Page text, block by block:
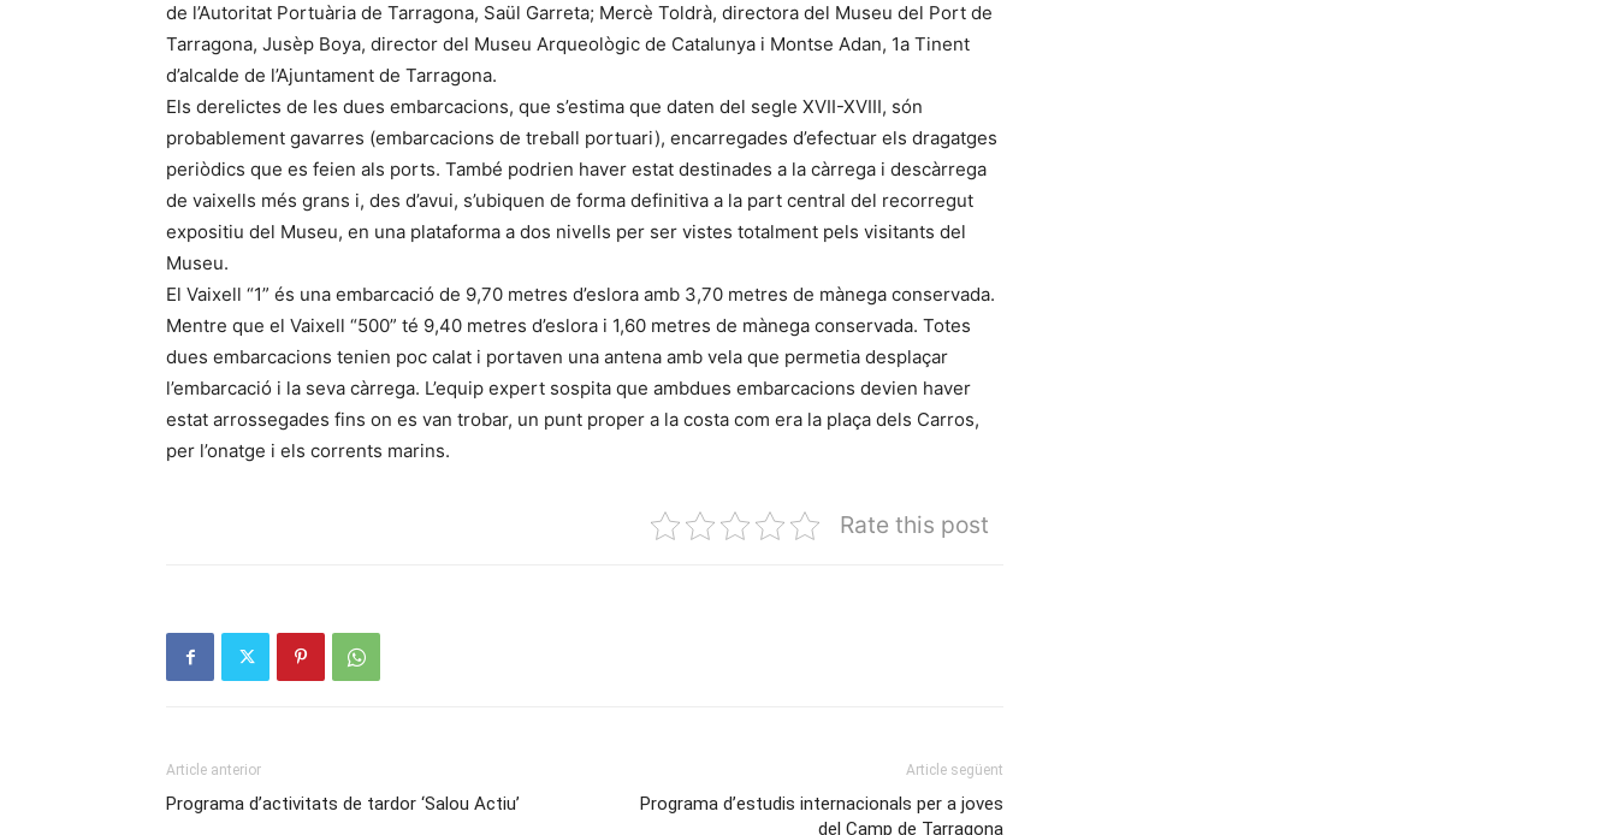
de l’Autoritat Portuària de Tarragona, Saül Garreta; Mercè Toldrà, directora del Museu del Port de
Tarragona, Jusèp Boya, director del Museu Arqueològic de Catalunya i Montse Adan, 1a Tinent
d’alcalde de l’Ajuntament de Tarragona.
Els derelictes de les dues embarcacions, que s’estima que daten del segle XVII-XVIII, són
probablement gavarres (embarcacions de treball portuari), encarregades d’efectuar els dragatges
periòdics que es feien als ports. També podrien haver estat destinades a la càrrega i descàrrega
de vaixells més grans i, des d’avui, s’ubiquen de forma definitiva a la part central del recorregut
expositiu del Museu, en una plataforma a dos nivells per ser vistes totalment pels visitants del
Museu.
El Vaixell “1” és una embarcació de 9,70 metres d’eslora amb 3,70 metres de mànega conservada.
Mentre que el Vaixell “500” té 9,40 metres d’eslora i 1,60 metres de mànega conservada. Totes
dues embarcacions tenien poc calat i portaven una antena amb vela que permetia desplaçar
l’embarcació i la seva càrrega. L’equip expert sospita que ambdues embarcacions devien haver
estat arrossegades fins on es van trobar, un punt proper a la costa com era la plaça dels Carros,
per l’onatge i els corrents marins.
Rate this post
Article anterior
Programa d’activitats de tardor ‘Salou Actiu’
Article següent
Programa d’estudis internacionals per a joves
del Camp de Tarragona